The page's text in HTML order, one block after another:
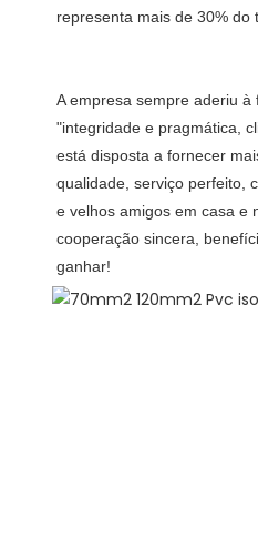
A empresa sempre aderiu
"integridade e pragmática,
está disposta a fornecer
qualidade, serviço perfeito,
e velhos amigos em casa e
cooperação sincera,